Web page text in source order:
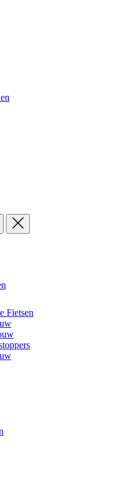
Vrije tijd